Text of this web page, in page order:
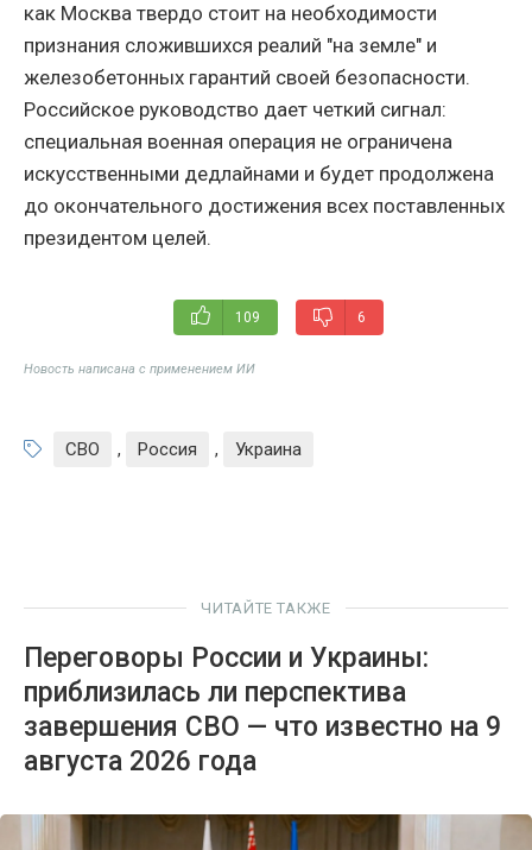
как Москва твердо стоит на необходимости
признания сложившихся реалий "на земле" и
железобетонных гарантий своей безопасности.
Российское руководство дает четкий сигнал:
специальная военная операция не ограничена
искусственными дедлайнами и будет продолжена
до окончательного достижения всех поставленных
президентом целей.
109 6
Новость написана с применением ИИ
СВО , Россия , Украина
ЧИТАЙТЕ ТАКЖЕ
Переговоры России и Украины:
приблизилась ли перспектива
завершения СВО — что известно на 9
августа 2026 года